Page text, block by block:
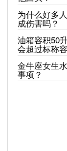
为什么好多
成伤害吗？
油箱容积50
会超过标称
金牛座女生
事项？